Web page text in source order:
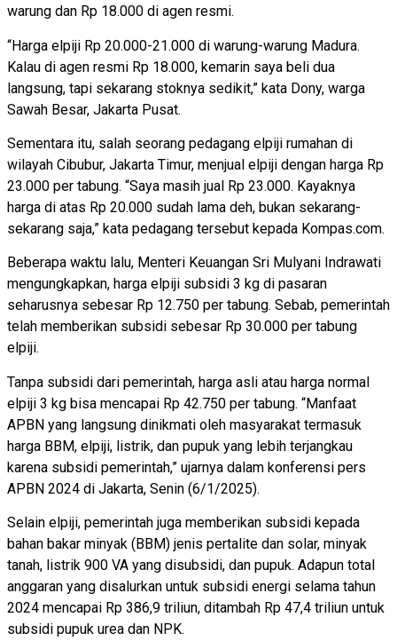
warung dan Rp 18.000 di agen resmi.
“Harga elpiji Rp 20.000-21.000 di warung-warung Madura.
Kalau di agen resmi Rp 18.000, kemarin saya beli dua
langsung, tapi sekarang stoknya sedikit,” kata Dony, warga
Sawah Besar, Jakarta Pusat.
Sementara itu, salah seorang pedagang elpiji rumahan di
wilayah Cibubur, Jakarta Timur, menjual elpiji dengan harga Rp
23.000 per tabung. “Saya masih jual Rp 23.000. Kayaknya
harga di atas Rp 20.000 sudah lama deh, bukan sekarang-
sekarang saja,” kata pedagang tersebut kepada Kompas.com.
Beberapa waktu lalu, Menteri Keuangan Sri Mulyani Indrawati
mengungkapkan, harga elpiji subsidi 3 kg di pasaran
seharusnya sebesar Rp 12.750 per tabung. Sebab, pemerintah
telah memberikan subsidi sebesar Rp 30.000 per tabung
elpiji.
Tanpa subsidi dari pemerintah, harga asli atau harga normal
elpiji 3 kg bisa mencapai Rp 42.750 per tabung. “Manfaat
APBN yang langsung dinikmati oleh masyarakat termasuk
harga BBM, elpiji, listrik, dan pupuk yang lebih terjangkau
karena subsidi pemerintah,” ujarnya dalam konferensi pers
APBN 2024 di Jakarta, Senin (6/1/2025).
Selain elpiji, pemerintah juga memberikan subsidi kepada
bahan bakar minyak (BBM) jenis pertalite dan solar, minyak
tanah, listrik 900 VA yang disubsidi, dan pupuk. Adapun total
anggaran yang disalurkan untuk subsidi energi selama tahun
2024 mencapai Rp 386,9 triliun, ditambah Rp 47,4 triliun untuk
subsidi pupuk urea dan NPK.